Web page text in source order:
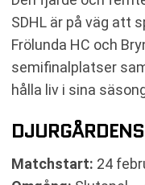
SDHL är på väg att
Frölunda HC och
semifinalplatser
hålla liv i sina
Matchstart: 24